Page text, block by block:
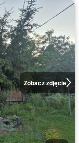
Zobacz zdjęcie